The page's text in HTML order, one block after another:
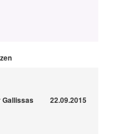
Gallissas
22.09.2015